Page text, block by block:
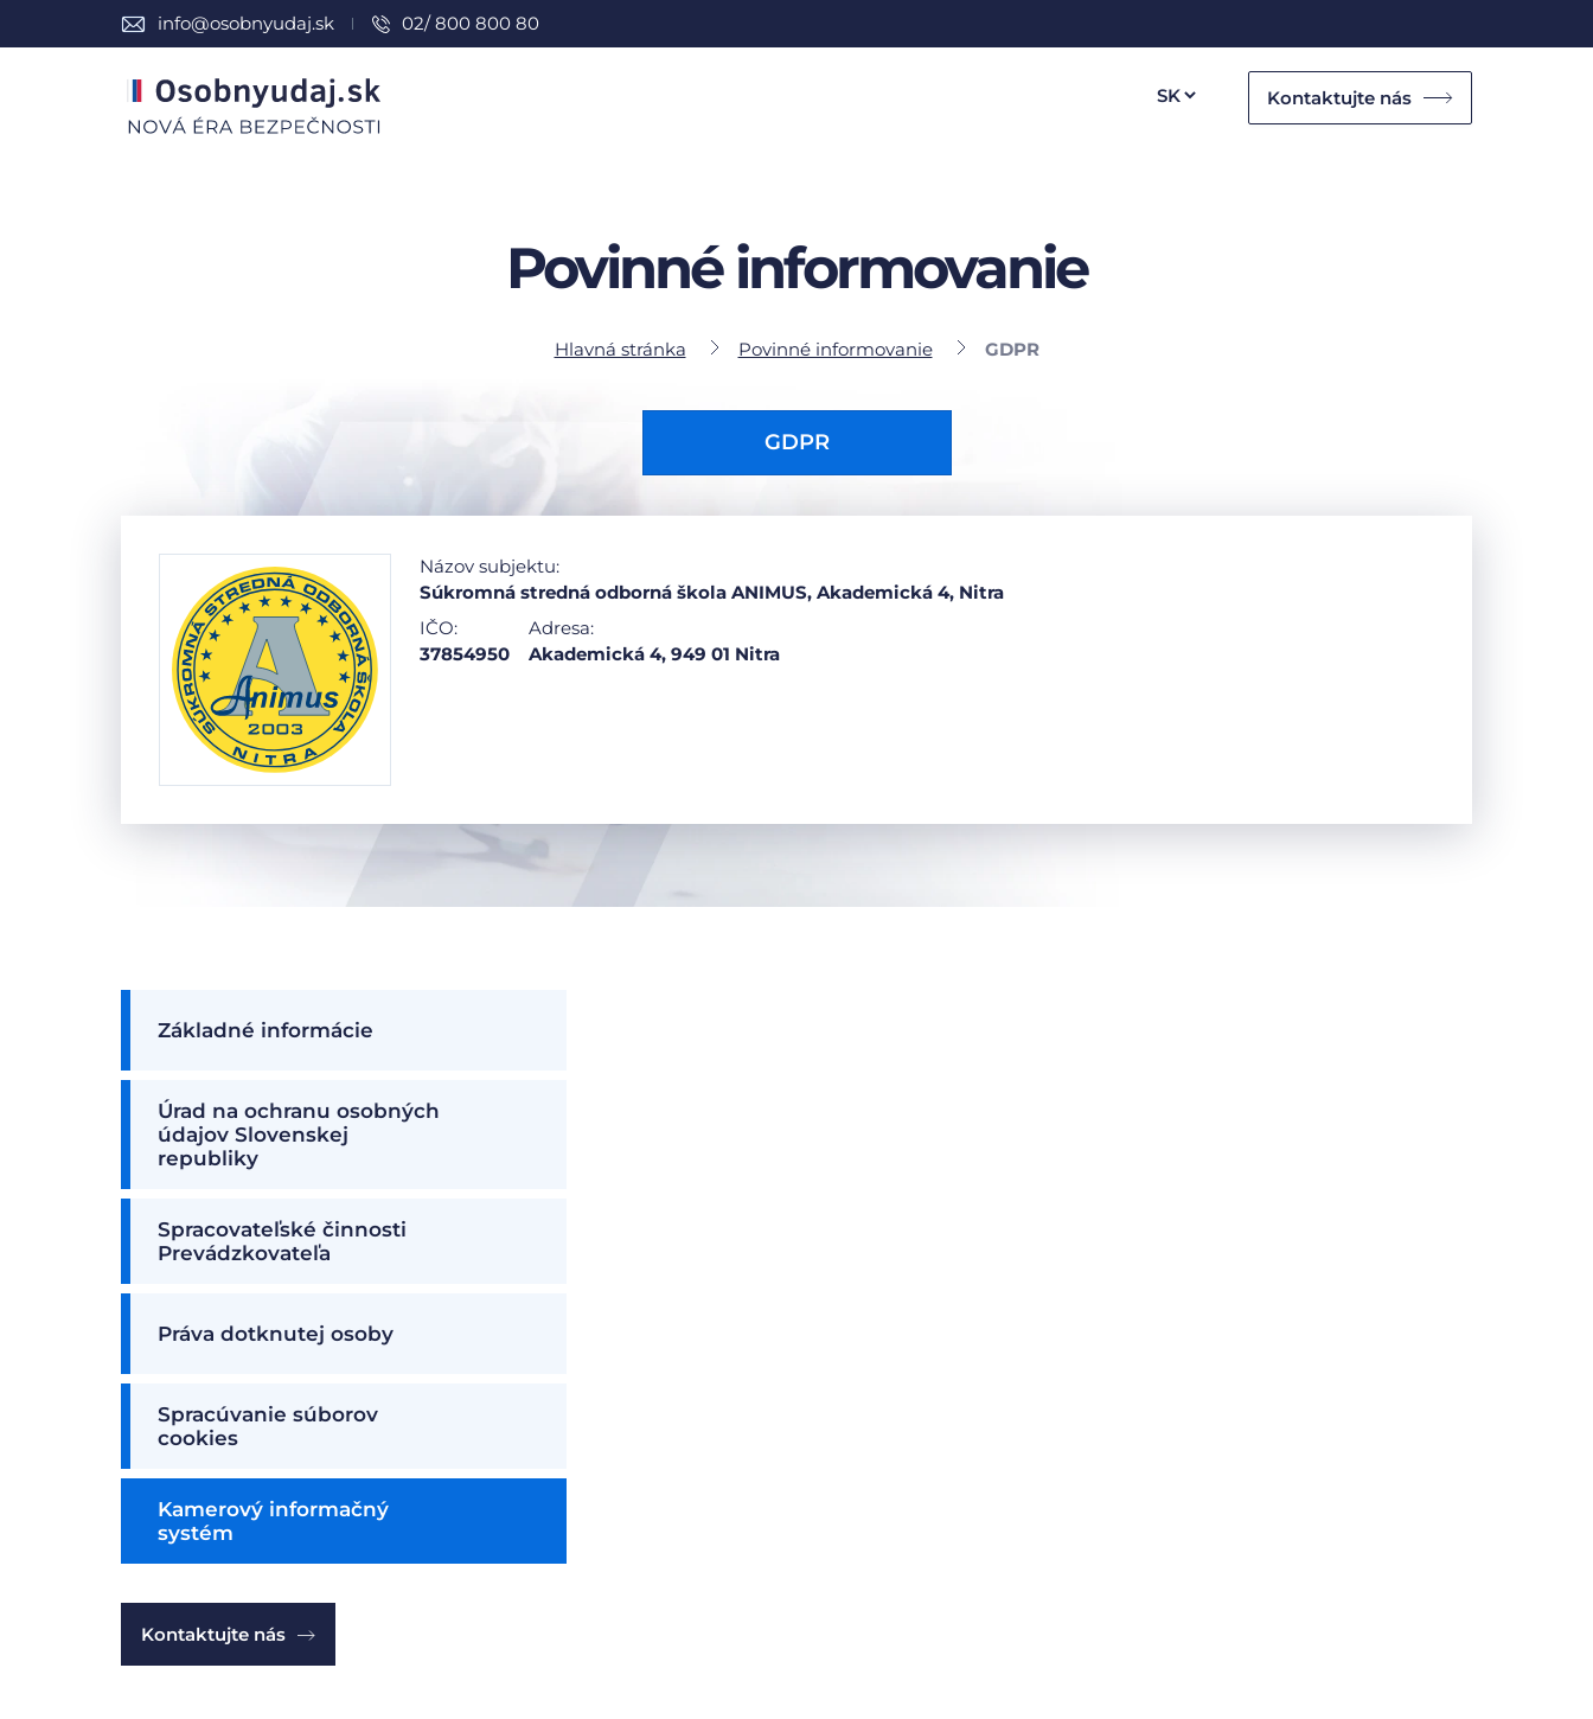
info@osobnyudaj.sk 02/ 800 800 80
Kontaktujte nás
Povinné informovanie
Hlavná stránka Povinné informovanie GDPR
GDPR
Názov subjektu:
Súkromná stredná odborná škola ANIMUS, Akademická 4, Nitra
IČO:
37854950
Adresa:
Akademická 4, 949 01 Nitra
Základné informácie
Úrad na ochranu osobných
údajov Slovenskej
republiky
Spracovateľské činnosti
Prevádzkovateľa
Práva dotknutej osoby
Spracúvanie súborov
cookies
Kamerový informačný
systém
Kontaktujte nás